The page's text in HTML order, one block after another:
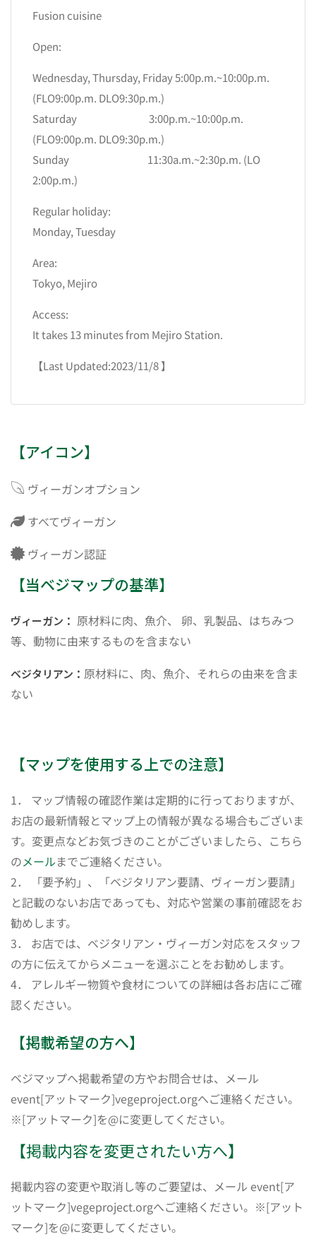
Fusion cuisine
Open:
Wednesday, Thursday, Friday 5:00p.m.~10:00p.m.
(FLO9:00p.m. DLO9:30p.m.)
Saturday 3:00p.m.~10:00p.m.
(FLO9:00p.m. DLO9:30p.m.)
Sunday 11:30a.m.~2:30p.m. (LO
2:00p.m.)
Regular holiday:
Monday, Tuesday
Area:
Tokyo, Mejiro
Access:
It takes 13 minutes from Mejiro Station.
【Last Updated:2023/11/8 】
【アイコン】
ヴィーガンオプション
すべてヴィーガン
ヴィーガン認証
【当ベジマップの基準】
ヴィーガン： 原材料に肉、魚介、 卵、乳製品、はちみつ
等、動物に由来するものを含まない
ベジタリアン： 原材料に、肉、魚介、それらの由来を含ま
ない
【マップを使用する上での注意】
1． マップ情報の確認作業は定期的に行っておりますが、
お店の最新情報とマップ上の情報が異なる場合もございま
す。変更点などお気づきのことがございましたら、こちら
のメールまでご連絡ください。
2． 「要予約」、「ベジタリアン要請、ヴィーガン要請」
と記載のないお店であっても、対応や営業の事前確認をお
勧めします。
3． お店では、ベジタリアン・ヴィーガン対応をスタッフ
の方に伝えてからメニューを選ぶことをお勧めします。
4． アレルギー物質や食材についての詳細は各お店にご確
認ください。
【掲載希望の方へ】
ベジマップへ掲載希望の方やお問合せは、メール
event[アットマーク]vegeproject.orgへご連絡ください。
※[アットマーク]を@に変更してください。
【掲載内容を変更されたい方へ】
掲載内容の変更や取消し等のご要望は、メール event[ア
ットマーク]vegeproject.orgへご連絡ください。※[アット
マーク]を@に変更してください。